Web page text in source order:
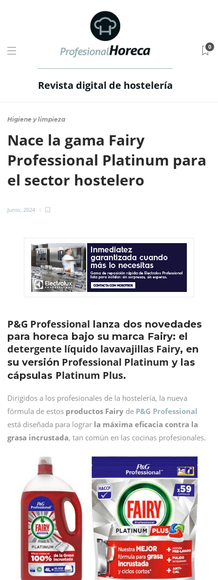
Revista digital de hostelería
0
Higiene y limpieza
Nace la gama Fairy
Professional Platinum para
el sector hostelero
Junio, 2024
P&G Professional lanza dos novedades
para horeca bajo su marca Fairy: el
detergente líquido lavavajillas Fairy, en
su versión Professional Platinum y las
cápsulas Platinum Plus.
Dirigidos a los profesionales de la hostelería, la nueva
fórmula de estos productos Fairy de P&G Professional
está diseñada para lograr la máxima eficacia contra la
grasa incrustada, tan común en las cocinas profesionales.